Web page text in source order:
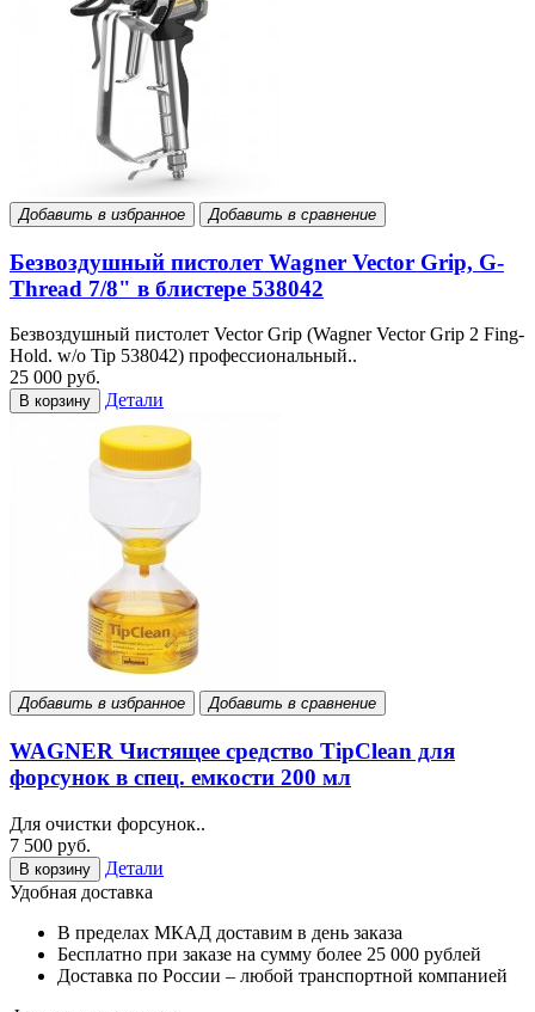
Добавить в избранное Добавить в сравнение
Безвоздушный пистолет Wagner Vector Grip, G-
Thread 7/8" в блистере 538042
Безвоздушный пистолет Vector Grip (Wagner Vector Grip 2 Fing-
Hold. w/o Tip 538042) профессиональный..
25 000 руб.
В корзину Детали
Добавить в избранное Добавить в сравнение
WAGNER Чистящее средство TipClean для
форсунок в спец. емкости 200 мл
Для очистки форсунок..
7 500 руб.
В корзину
Детали
Удобная доставка
В пределах МКАД доставим в день заказа
Бесплатно при заказе на сумму более 25 000 рублей
Доставка по России – любой транспортной компанией